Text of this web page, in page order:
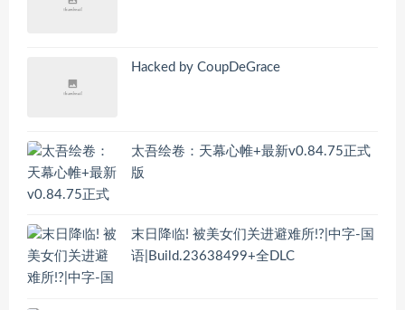
Hacked by CoupDeGrace
太吾绘卷：天幕心帷+最新v0.84.75正式
版
末日降临! 被美女们关进避难所!?|中字-国
语|Build.23638499+全DLC